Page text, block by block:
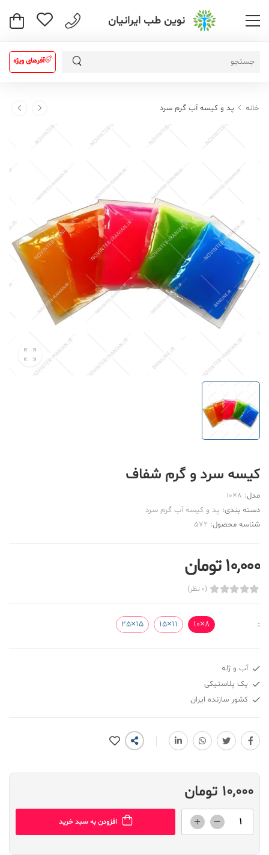
نوین طب ایرانیان
آفرهای ویژه
خانه پد و کیسه آب گرم سرد
کیسه سرد و گرم شفاف
مدل: 8×10
دسته بندی: پد و کیسه آب گرم سرد
شناسه محصول: 572
10,000 تومان
(0 نظر)
:
8×10
11×15
15×25
آب و ژله
پک پلاستیکی
کشور سازنده ایران
10,000 تومان
افزودن به سبد خرید